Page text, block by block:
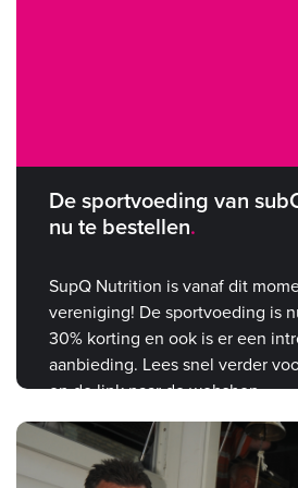
De sportvoeding van
nu te bestellen
SupQ Nutrition is vanaf dit
vereniging! De sportvoeding is
30% korting en ook is er een
aanbieding. Lees snel verder
en de link naar de webshop.